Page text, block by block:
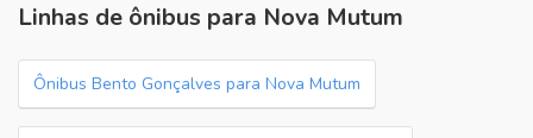
Linhas de ônibus para Nova Mutum
Ônibus Bento Gonçalves para Nova Mutum